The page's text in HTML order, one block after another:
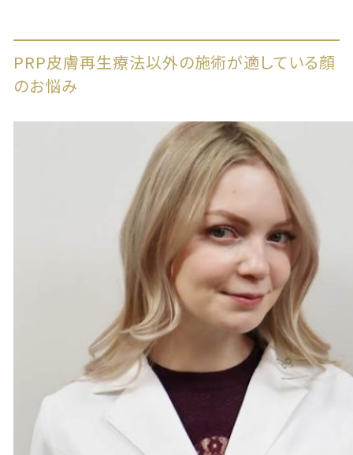
PRP皮膚再生療法以外の施術が適している顔
のお悩み